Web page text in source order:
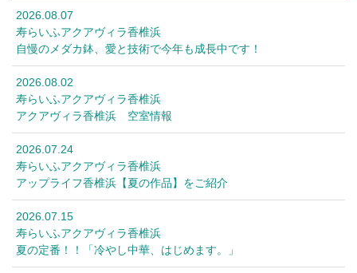
2026.08.07
寿らいふアクアヴィラ香椎浜
自慢のメダカ鉢、愛と技術で今年も成長中です！
2026.08.02
寿らいふアクアヴィラ香椎浜
アクアヴィラ香椎浜 空室情報
2026.07.24
寿らいふアクアヴィラ香椎浜
アップライフ香椎浜【夏の作品】をご紹介
2026.07.15
寿らいふアクアヴィラ香椎浜
夏の定番！！「冷やし中華、はじめます。」